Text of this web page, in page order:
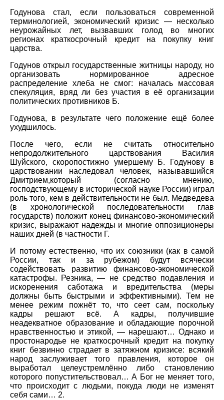
Годунова стал, если пользоваться современной
терминологией, экономический кризис — несколько
неурожайных лет, вызвавших голод во многих
регионах краткосрочный кредит на покупку книг
царства.
Годунов открыл государственные житницы народу, но
организовать нормированное адресное
распределение хлеба не смог: началась массовая
спекуляция, вряд ли без участия в её организации
политических противников Б.
Годунова, в результате чего положение ещё более
ухудшилось.
После чего, если не считать относительно
непродолжительного царствования Василия
Шуйского, скоропостижно умершему Б. Годунову в
царствовании наследовал человек, называвшийся
Дмитрием,который (согласно мнению,
господствующему в исторической науке России) играл
роль того, кем в действительности не был. Медведева
(в хронологической последовательности глав
государств) положит конец финансово-экономический
кризис, выражают надежды и многие оппозиционеры
наших дней (в частности Г.
И потому естественно, что их союзники (как в самой
России, так и за рубежом) будут всячески
содействовать развитию финансово-экономической
катастрофы. Резника, — не средство подавления и
искоренения саботажа и вредительства (меры
должны быть быстрыми и эффективными). Тем не
менее режим пожнёт то, что сеет сам, поскольку
кадры решают всё. А кадры, получившие
неадекватное образование и обладающие порочной
нравственностью и этикой, — нарешают… Однако и
простонародье не краткосрочный кредит на покупку
книг безвинно страдает в затяжном кризисе: всякий
народ заслуживает того правления, которое он
выработал целеустремлённо либо становлению
которого попустительствовал… А Бог не меняет того,
что происходит с людьми, покуда люди не изменят
себя сами… 2.